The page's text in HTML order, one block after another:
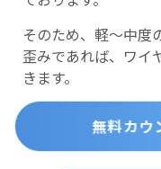
そのため、軽～中度
歪みであれば、ワイ
きます。
無料カウ